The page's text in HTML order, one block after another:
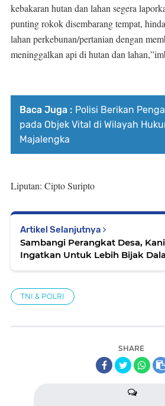
kebakaran hutan dan lahan segera
punting rokok disembarang tempat,
lahan perkebunan/pertanian dengan
meninggalkan api di hutan dan
Baca Juga : Polisi Berikan
pada Objek Vital di Wilayah
Majalengka
Liputan: Cipto Suripto
Artikel Selanjutnya
Sambangi Perangkat Desa,
Ingatkan Untuk Lebih Bijak
TNI & POLRI
SHARE